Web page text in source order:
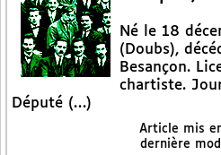
Né le 18
(Doubs),
Besançon.
chartiste.
Député (…)
Article mis
dernière